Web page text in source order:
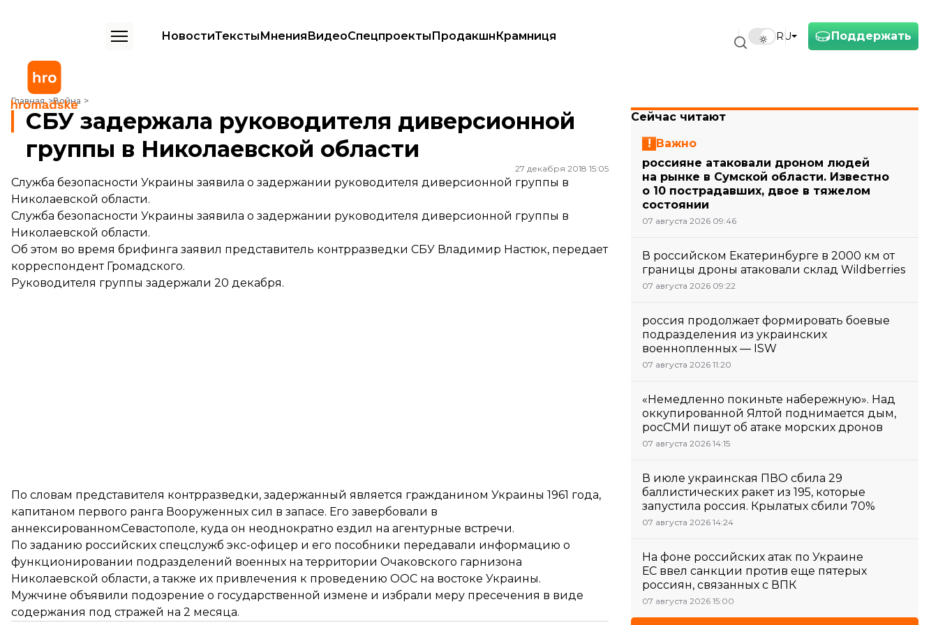
Поддержать
RU
НовостиТекстыМненияВидеоСпецпроектыПродакшнКрамниця
Главная Война
СБУ задержала руководителя диверсионной группы в Николаевской области
СБУ задержала руководителя диверсионной
группы в Николаевской области
27 декабря 2018 15:05
Служба безопасности Украины заявила о задержании руководителя диверсионной группы в
Николаевской области.
Служба безопасности Украины заявила о задержании руководителя диверсионной группы в
Николаевской области.
Об этом во время брифинга заявил представитель контрразведки СБУ Владимир Настюк, передает
корреспондент Громадского.
Руководителя группы задержали 20 декабря.
По словам представителя контрразведки, задержанный является гражданином Украины 1961 года,
капитаном первого ранга Вооруженных сил в запасе. Его завербовали в
аннексированномСевастополе, куда он неоднократно ездил на агентурные встречи.
По заданию российских спецслужб экс-офицер и его пособники передавали информацию о
функционировании подразделений военных на территории Очаковского гарнизона
Николаевской области, а также их привлечения к проведению ООС на востоке Украины.
Мужчине объявили подозрение о государственной измене и избрали меру пресечения в виде
содержания под стражей на 2 месяца.
Сейчас читают
Важно
россияне атаковали дроном людей
на рынке в Сумской области. Известно
о 10 пострадавших, двое в тяжелом
состоянии
07 августа 2026 09:46
В российском Екатеринбурге в 2000 км от
границы дроны атаковали склад Wildberries
07 августа 2026 09:22
россия продолжает формировать боевые
подразделения из украинских
военнопленных — ISW
07 августа 2026 11:20
«Немедленно покиньте набережную». Над
оккупированной Ялтой поднимается дым,
росСМИ пишут об атаке морских дронов
07 августа 2026 14:15
В июле украинская ПВО сбила 29
баллистических ракет из 195, которые
запустила россия. Крылатых сбили 70%
07 августа 2026 14:24
На фоне российских атак по Украине
ЕС ввел санкции против еще пятерых
россиян, связанных с ВПК
07 августа 2026 15:00